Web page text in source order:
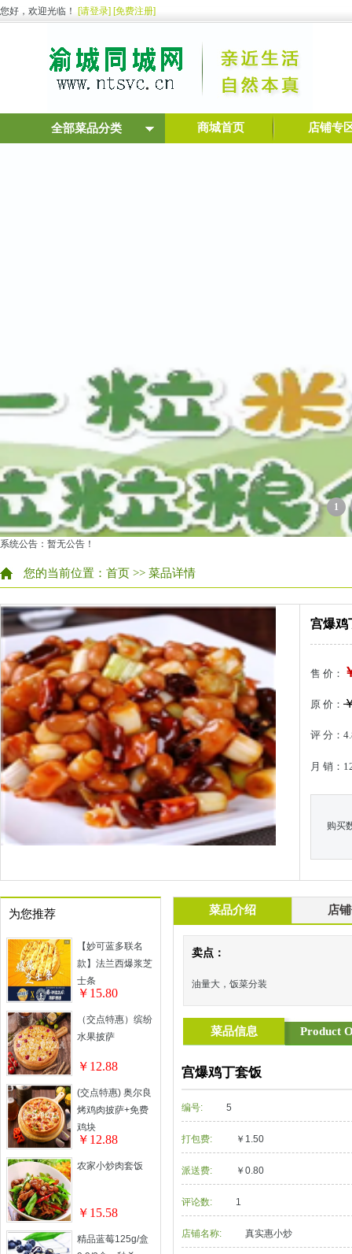
您好，欢迎光临！ [请登录] [免费注册]
全部菜品分类 商城首页 店铺专
1
系统公告：暂无公告！
您的当前位置： 首页 >> 菜品详情
宫爆鸡
售 价：
原 价：
评 分：
月 销：
购买
为您推荐
【妙可蓝多联名
款】法兰西爆浆芝
士条
￥15.80
（交点特惠）缤纷
水果披萨
￥12.88
(交点特惠) 奥尔良
烤鸡肉披萨+免费
鸡块
￥12.88
农家小炒肉套饭
￥15.58
精品蓝莓125g/盒
菜品介绍 店
卖点：
油量大，饭菜分装
菜品信息 Product
宫爆鸡丁套饭
编号: 5
打包费: ￥1.50
派送费: ￥0.80
评论数: 1
店铺名称: 真实惠小炒